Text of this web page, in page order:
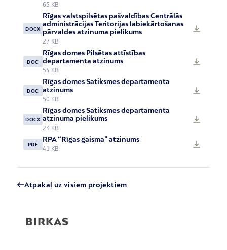
65 KB
DOCX
Rīgas valstspilsētas pašvaldības Centrālās
administrācijas Teritorijas labiekārtošanas
pārvaldes atzinuma pielikums
27 KB
DOC
Rīgas domes Pilsētas attīstības
departamenta atzinums
54 KB
DOC
Rīgas domes Satiksmes departamenta
atzinums
50 KB
DOCX
Rīgas domes Satiksmes departamenta
atzinuma pielikums
23 KB
PDF
RPA “Rīgas gaisma” atzinums
41 KB
Atpakaļ uz visiem projektiem
BIRKAS